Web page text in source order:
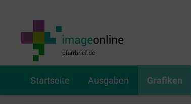
Startseite Ausgaben Grafiken